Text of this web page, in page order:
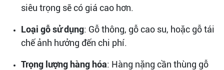
siêu trọng sẽ có giá cao hơn.
Loại gỗ sử dụng: Gỗ thông, gỗ cao su, hoặc gỗ tái
chế ảnh hưởng đến chi phí.
Trọng lượng hàng hóa: Hàng nặng cần thùng gỗ